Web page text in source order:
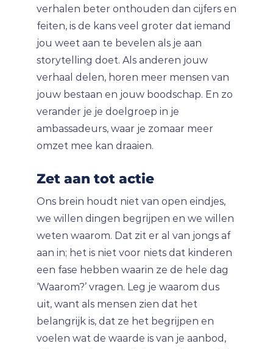
verhalen beter onthouden dan cijfers en
feiten, is de kans veel groter dat iemand
jou weet aan te bevelen als je aan
storytelling doet. Als anderen jouw
verhaal delen, horen meer mensen van
jouw bestaan en jouw boodschap. En zo
verander je je doelgroep in je
ambassadeurs, waar je zomaar meer
omzet mee kan draaien.
Zet aan tot actie
Ons brein houdt niet van open eindjes,
we willen dingen begrijpen en we willen
weten waarom. Dat zit er al van jongs af
aan in; het is niet voor niets dat kinderen
een fase hebben waarin ze de hele dag
‘Waarom?’ vragen. Leg je waarom dus
uit, want als mensen zien dat het
belangrijk is, dat ze het begrijpen en
voelen wat de waarde is van je aanbod,